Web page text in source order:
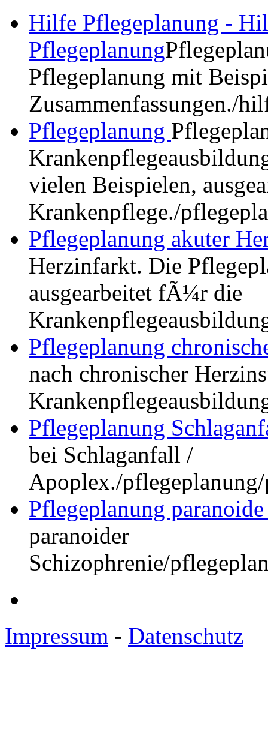
Hilfe Pflegeplanung -
Pflegeplanung
Pflegeplanung mit
Zusammenfassungen./
Pflegeplanung
vielen Beispielen,
Krankenpflege./
Pflegeplanung akuter
Herzinfarkt. Die
ausgearbeitet fÃ¼r die
Pflegeplanung
nach chronischer
Pflegeplanung
bei Schlaganfall /
Apoplex./
Pflegeplanung
paranoider
Schizophrenie/
Impressum - Datenschutz